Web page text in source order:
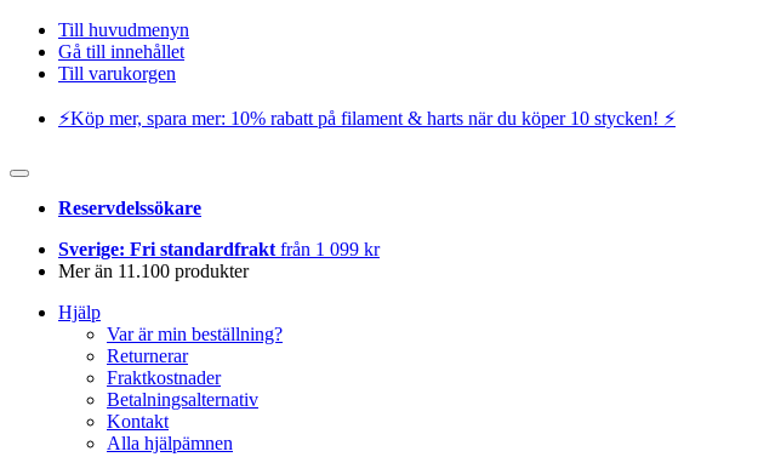
Till huvudmenyn
Gå till innehållet
Till varukorgen
⚡️Köp mer, spara mer: 10% rabatt på filament & harts när du köper 10 stycken! ⚡️
Reservdelssökare
Sverige: Fri standardfrakt från 1 099 kr
Mer än 11.100 produkter
Hjälp
Var är min beställning?
Returnerar
Fraktkostnader
Betalningsalternativ
Kontakt
Alla hjälpämnen